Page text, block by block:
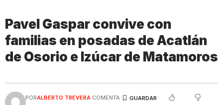
Pavel Gaspar convive con
familias en posadas de Acatlán
de Osorio e Izúcar de Matamoros
PORALBERTO TREVERA COMENTA